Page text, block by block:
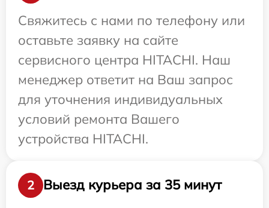
Свяжитесь с нами по телефону или
оставьте заявку на сайте
сервисного центра HITACHI. Наш
менеджер ответит на Ваш запрос
для уточнения индивидуальных
условий ремонта Вашего
устройства HITACHI.
2
Выезд курьера за 35 минут